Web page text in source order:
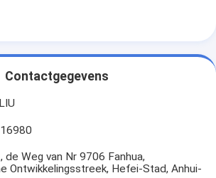
Contactgegevens
de Weg van Nr 9706 Fanhua,
Ontwikkelingsstreek, Hefei-Stad, Anhui-